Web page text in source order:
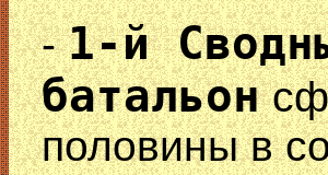
-1-й
батальон
половины в